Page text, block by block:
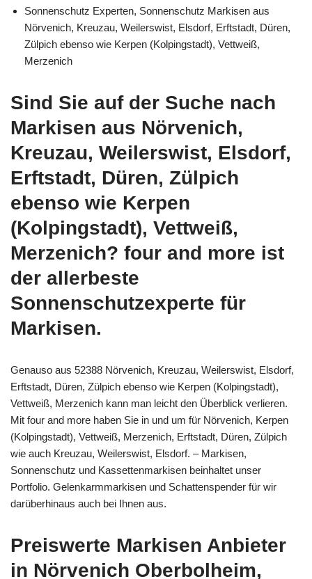
Sonnenschutz Experten, Sonnenschutz Markisen aus
Nörvenich, Kreuzau, Weilerswist, Elsdorf, Erftstadt, Düren,
Zülpich ebenso wie Kerpen (Kolpingstadt), Vettweiß,
Merzenich
Sind Sie auf der Suche nach
Markisen aus Nörvenich,
Kreuzau, Weilerswist, Elsdorf,
Erftstadt, Düren, Zülpich
ebenso wie Kerpen
(Kolpingstadt), Vettweiß,
Merzenich? four and more ist
der allerbeste
Sonnenschutzexperte für
Markisen.
Genauso aus 52388 Nörvenich, Kreuzau, Weilerswist, Elsdorf,
Erftstadt, Düren, Zülpich ebenso wie Kerpen (Kolpingstadt),
Vettweiß, Merzenich kann man leicht den Überblick verlieren.
Mit four and more haben Sie in und um für Nörvenich, Kerpen
(Kolpingstadt), Vettweiß, Merzenich, Erftstadt, Düren, Zülpich
wie auch Kreuzau, Weilerswist, Elsdorf. – Markisen,
Sonnenschutz und Kassettenmarkisen beinhaltet unser
Portfolio. Gelenkarmmarkisen und Schattenspender für wir
darüberhinaus auch bei Ihnen aus.
Preiswerte Markisen Anbieter
in Nörvenich Oberbolheim,